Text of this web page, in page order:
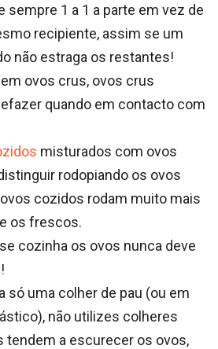
sempre 1 a 1 a parte em vez de
recipiente, assim se um
não estraga os restantes!
ovos crus, ovos crus
quando em contacto com
misturados com ovos
rodopiando os ovos
cozidos rodam muito mais
os frescos.
cozinha os ovos nunca deve
só uma colher de pau (ou em
não utilizes colheres
tendem a escurecer os ovos,